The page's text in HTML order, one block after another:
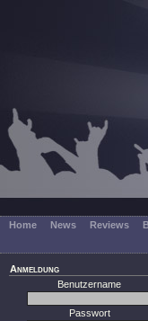
Home News Reviews
Anmeldung
Benutzername
Passwort